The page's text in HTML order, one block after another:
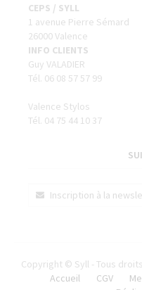
CEPS / SYLL
1 avenue Pierre Sémard
26000 Valence
INFO CLIENTS
Guy VALADIER
Tél. 06 08 57 57 99
Valence Stylos
Tél. 04 75 44 10 37
Copyright © Syll - Tous
Accueil
CGV